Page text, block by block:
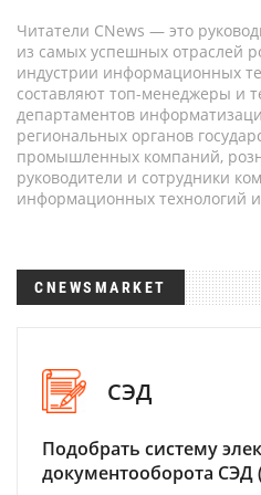
Читатели CNews — это
из самых успешных отраслей
индустрии информационных
составляют топ-менеджеры и
департаментов
региональных органов
промышленных компаний,
руководители и сотрудники
информационных технологий и
CNEWSMARKET
СЭД
Подобрать систему
документооборота СЭД